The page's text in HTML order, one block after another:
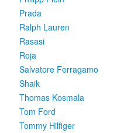
Prada
Ralph Lauren
Rasasi
Roja
Salvatore Ferragamo
Shaik
Thomas Kosmala
Tom Ford
Tommy Hilfiger